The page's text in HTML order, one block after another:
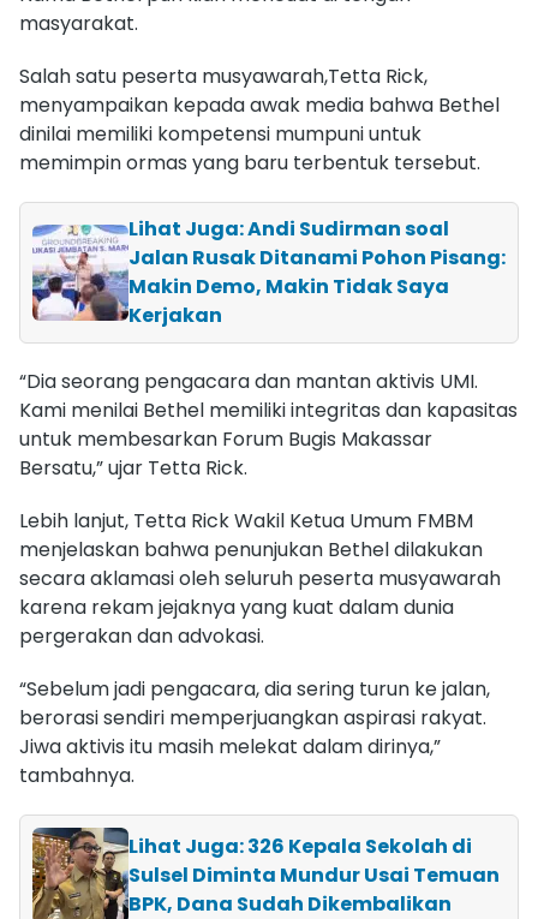
masyarakat.
Salah satu peserta musyawarah,Tetta Rick,
menyampaikan kepada awak media bahwa Bethel
dinilai memiliki kompetensi mumpuni untuk
memimpin ormas yang baru terbentuk tersebut.
Lihat Juga: Andi Sudirman soal
Jalan Rusak Ditanami Pohon Pisang:
Makin Demo, Makin Tidak Saya
Kerjakan
“Dia seorang pengacara dan mantan aktivis UMI.
Kami menilai Bethel memiliki integritas dan kapasitas
untuk membesarkan Forum Bugis Makassar
Bersatu,” ujar Tetta Rick.
Lebih lanjut, Tetta Rick Wakil Ketua Umum FMBM
menjelaskan bahwa penunjukan Bethel dilakukan
secara aklamasi oleh seluruh peserta musyawarah
karena rekam jejaknya yang kuat dalam dunia
pergerakan dan advokasi.
“Sebelum jadi pengacara, dia sering turun ke jalan,
berorasi sendiri memperjuangkan aspirasi rakyat.
Jiwa aktivis itu masih melekat dalam dirinya,”
tambahnya.
Lihat Juga: 326 Kepala Sekolah di
Sulsel Diminta Mundur Usai Temuan
BPK, Dana Sudah Dikembalikan